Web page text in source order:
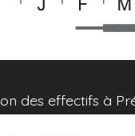
des effectifs à